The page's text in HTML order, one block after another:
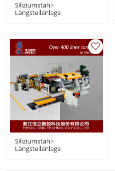
Siliziumstahl-
Längsteilanlage
Siliziumstahl-
Längsteilanlage